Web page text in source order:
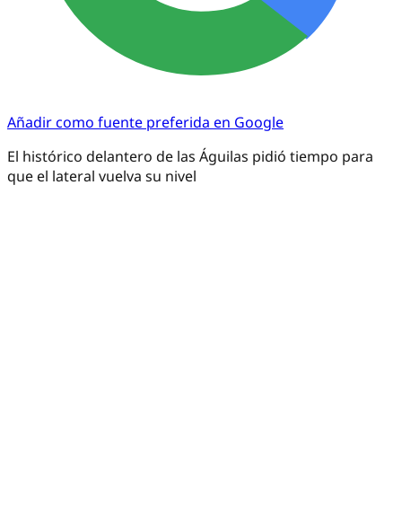
Añadir como fuente preferida en Google
El histórico delantero de las Águilas pidió tiempo para
que el lateral vuelva su nivel